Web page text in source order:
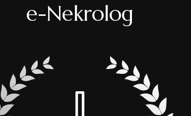
POGRZEBY
AKCESORIA
SALE POŻEGNAŃ
WŁASNE CHŁODNIE
OPRAWA MUZYCZNA
e-Nekrolog